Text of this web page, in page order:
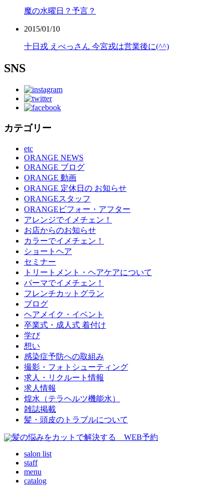
魔の水曜日？予言？
2015/01/10
十日戎 えべっさん 今宮戎は営業後に(^^)
SNS
カテゴリー
etc
ORANGE NEWS
ORANGE ブログ
ORANGE 動画
ORANGE 定休日の お知らせ
ORANGEスタッフ
ORANGEビフォー・アフター
アレンジでイメチェン！
お店からのお知らせ
カラーでイメチェン！
ショートヘア
セミナー
トリートメント・ヘアケアについて
パーマでイメチェン！
フレンチカットグラン
ブログ
ヘアメイク・イベント
卒業式・成人式 着付け
学び
想い
感染症予防への取組み
撮影・フォトシューティング
求人・リクルート情報
求人情報
煌水（テラヘルツ機能水）
雑誌掲載
髪・頭皮のトラブルについて
salon list
staff
menu
catalog